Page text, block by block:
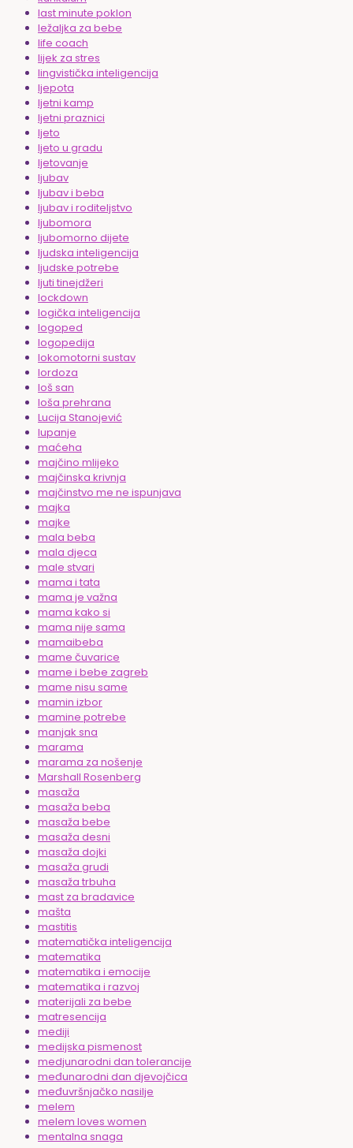
last minute poklon
ležaljka za bebe
life coach
lijek za stres
lingvistička inteligencija
ljepota
ljetni kamp
ljetni praznici
ljeto
ljeto u gradu
ljetovanje
ljubav
ljubav i beba
ljubav i roditeljstvo
ljubomora
ljubomorno dijete
ljudska inteligencija
ljudske potrebe
ljuti tinejdžeri
lockdown
logička inteligencija
logoped
logopedija
lokomotorni sustav
lordoza
loš san
loša prehrana
Lucija Stanojević
lupanje
maćeha
majčino mlijeko
majčinska krivnja
majčinstvo me ne ispunjava
majka
majke
mala beba
mala djeca
male stvari
mama i tata
mama je važna
mama kako si
mama nije sama
mamaibeba
mame čuvarice
mame i bebe zagreb
mame nisu same
mamin izbor
mamine potrebe
manjak sna
marama
marama za nošenje
Marshall Rosenberg
masaža
masaža beba
masaža bebe
masaža desni
masaža dojki
masaža grudi
masaža trbuha
mast za bradavice
mašta
mastitis
matematička inteligencija
matematika
matematika i emocije
matematika i razvoj
materijali za bebe
matresencija
mediji
medijska pismenost
medjunarodni dan tolerancije
međunarodni dan djevojčica
međuvršnjačko nasilje
melem
melem loves women
mentalna snaga